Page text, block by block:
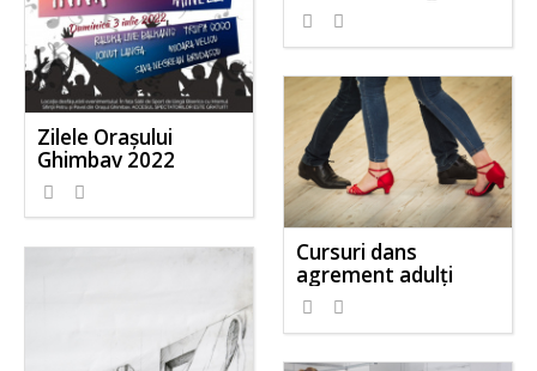
Zilele Orașului
Ghimbav 2022
Cursuri dans
agrement adulți